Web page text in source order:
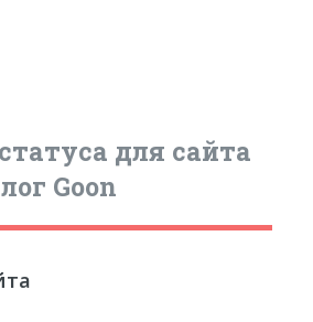
для сайта
Goon